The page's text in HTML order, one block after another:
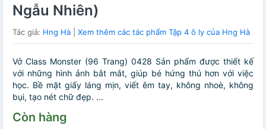
Ngẫu Nhiên)
Tác giả: Hng Hà Xem thêm các tác phẩm Tập 4 ô ly của Hng Hà
Vở Class Monster (96 Trang) 0428 Sản phẩm được thiết kế
với những hình ảnh bắt mắt, giúp bé hứng thú hơn với việc
học. Bề mặt giấy láng mịn, viết êm tay, không nhoè, không
bụi, tạo nét chữ đẹp. ...
Còn hàng